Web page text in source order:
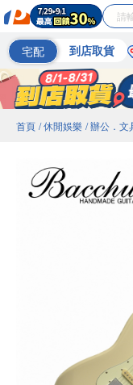
宅配 到店取貨
首頁 / 休閒娛樂 / 辦公．文